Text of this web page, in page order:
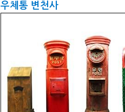
우체통 변천사